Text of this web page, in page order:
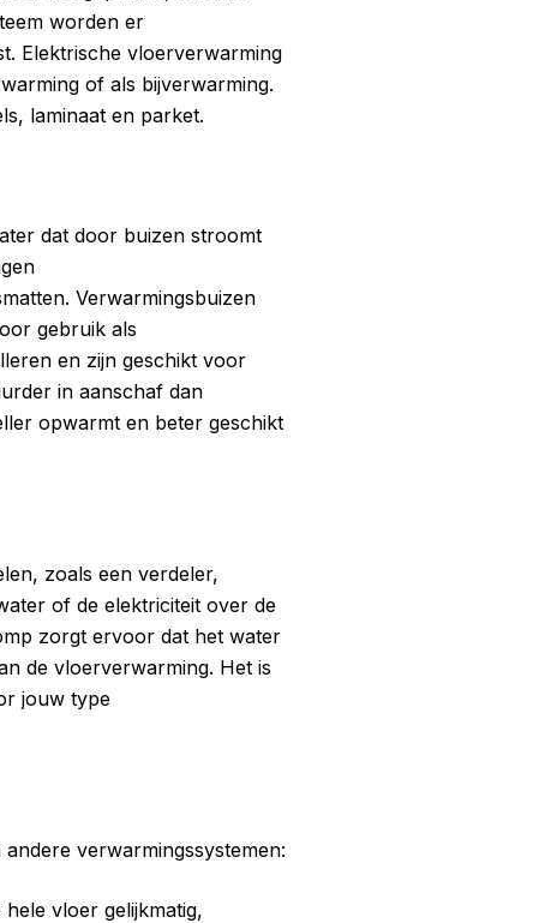
worden er
Elektrische vloerverwarming
of als bijverwarming.
laminaat en parket.
dat door buizen stroomt
Verwarmingsbuizen
gebruik als
en zijn geschikt voor
in aanschaf dan
opwarmt en beter geschikt
zoals een verdeler,
of de elektriciteit over de
zorgt ervoor dat het water
de vloerverwarming. Het is
jouw type
verwarmingssystemen:
vloer gelijkmatig,